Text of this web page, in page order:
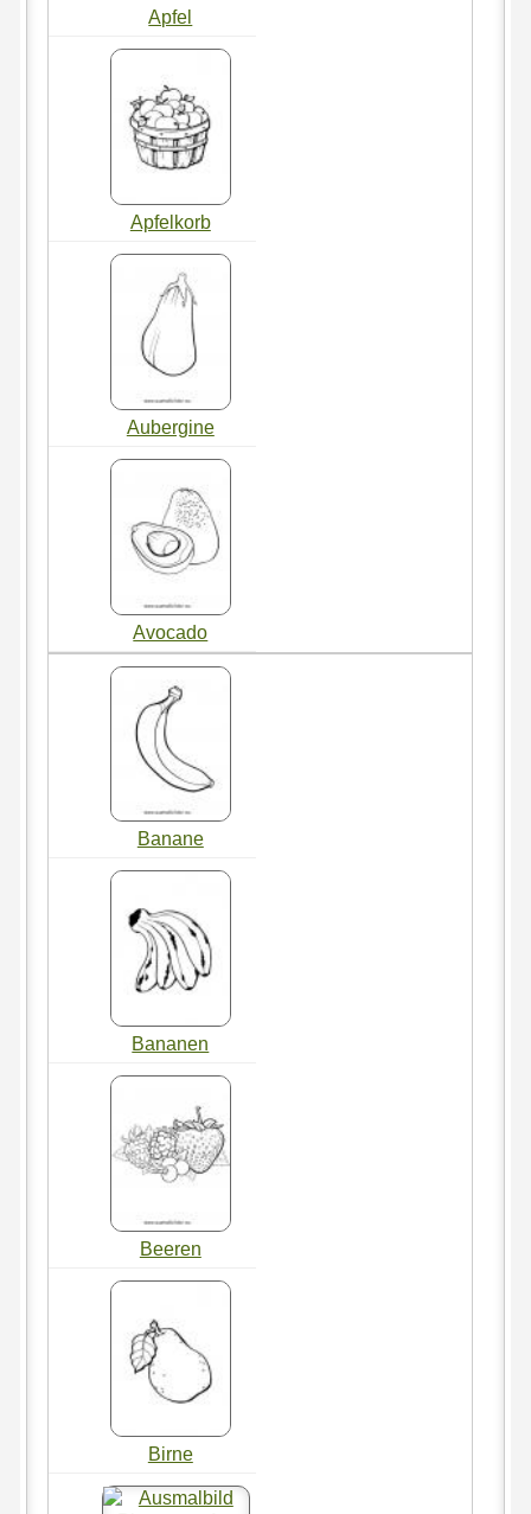
Apfel
Apfelkorb
Aubergine
Avocado
Banane
Bananen
Beeren
Birne